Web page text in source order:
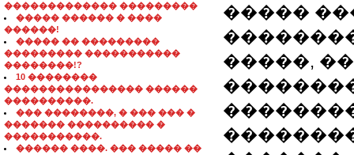
������������� ���������
����� ������ � ����
������!
����� �� ���������
��������� �����������
��������!?
10 ��������
���������������� ������
����������.
��� ��������, � ��� ��� �
������� ���������� �
�����������.
������ ����. ��� ����� ��
�����
�����,